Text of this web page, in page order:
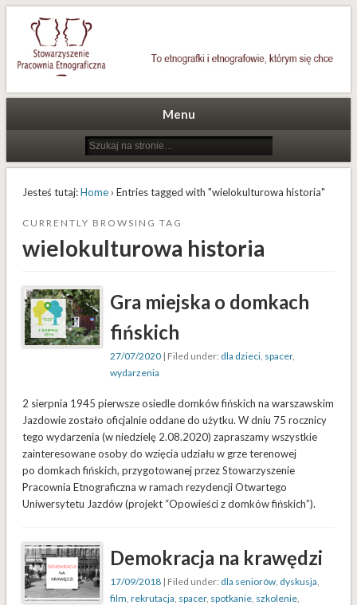
Stowarzyszenie Pracownia
Etnograficzna
To etnografki i etnografowie, którym się chce
Menu
Jesteś tutaj:Home› Entries tagged with "wielokulturowa historia"
CURRENTLY BROWSING TAG
wielokulturowa historia
Gra miejska o domkach
fińskich
27/07/2020 | Filed under: dla dzieci spacer,
wydarzenia
2 sierpnia 1945 pierwsze osiedle domków fińskich na warszawskim
Jazdowie zostało oficjalnie oddane do użytku. W dniu 75 rocznicy
tego wydarzenia (w niedzielę 2.08.2020) zapraszamy wszystkie
zainteresowane osoby do wzięcia udziału w grze terenowej
po domkach fińskich, przygotowanej przez Stowarzyszenie
Pracownia Etnograficzna w ramach rezydencji Otwartego
Uniwersytetu Jazdów (projekt “Opowieści z domków fińskich”).
Demokracja na krawędzi
17/09/2018 | Filed under: dla seniorów dyskusja
film ,rekrutacja spacer, spotkanie szkolenie